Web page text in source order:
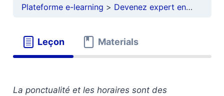
Plateforme e-learning Devenez expert en français
Leçon Materials
La ponctualité et les horaires sont des